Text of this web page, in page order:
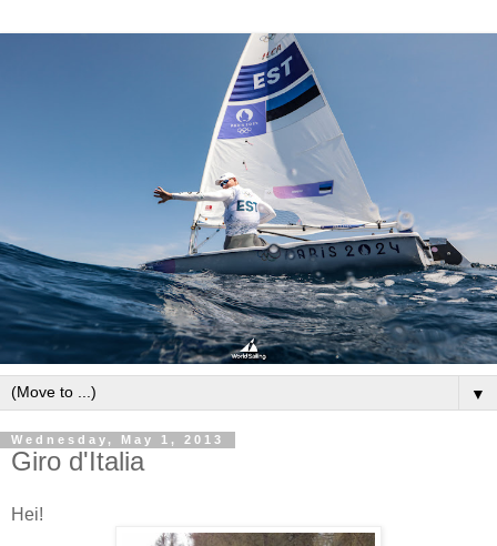
▼
Wednesday, May 1, 2013
Giro d'Italia
Hei!